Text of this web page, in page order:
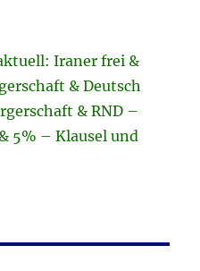
Iraner frei &
& Deutsch
& RND –
5% – Klausel und